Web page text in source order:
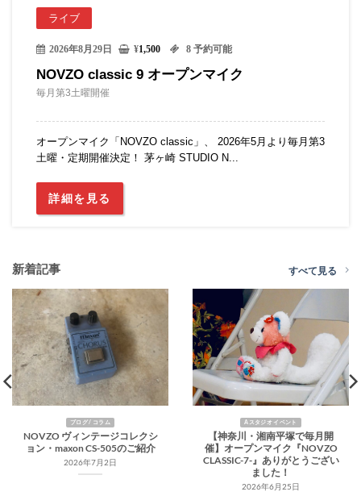
ライブ
2026年8月29日 ¥1,500 8 予約可能
NOVZO classic 9 オープンマイク
毎月第3土曜開催
オープンマイク「NOVZO classic」、 2026年5月より毎月第3
土曜・定期開催決定！ 茅ヶ崎 STUDIO N...
詳細を見る
新着記事 すべて見る
ブログ / コラム
NOVZO ヴィンテージコレクシ
ョン・maxon CS-505のご紹介
2026年7月2日
Aスタジオ イベント
【神奈川・湘南平塚で毎月開
催】オープンマイク『NOVZO
CLASSIC-7-』ありがとうござい
ました！
2026年6月25日